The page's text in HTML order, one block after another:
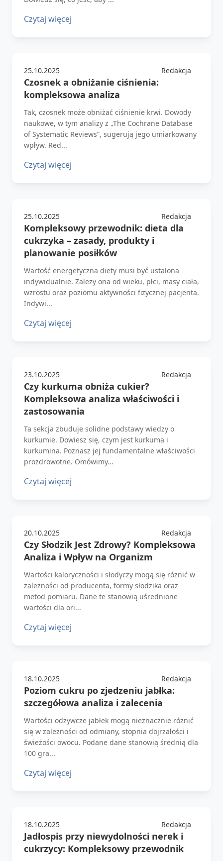
Czytaj więcej
25.10.2025 Redakcja
Czosnek a obniżanie ciśnienia:
kompleksowa analiza
Tak, czosnek może obniżać ciśnienie krwi. Dowody
naukowe, w tym analizy z „The Cochrane Database
of Systematic Reviews”, sugerują jego umiarkowany
wpływ. Red...
Czytaj więcej
25.10.2025 Redakcja
Kompleksowy przewodnik: dieta dla
cukrzyka – zasady, produkty i
planowanie posiłków
Wartość energetyczna diety musi być ustalona
indywidualnie. Zależy ona od wieku, płci, masy ciała,
wzrostu oraz poziomu aktywności fizycznej pacjenta.
Indywi...
Czytaj więcej
23.10.2025 Redakcja
Czy kurkuma obniża cukier?
Kompleksowa analiza właściwości i
zastosowania
Ta sekcja zbuduje solidne podstawy wiedzy o
kurkumie. Dowiesz się, czym jest kurkuma i
kurkumina. Poznasz jej fundamentalne właściwości
prozdrowotne. Omówimy...
Czytaj więcej
20.10.2025 Redakcja
Czy Słodzik Jest Zdrowy? Kompleksowa
Analiza i Wpływ na Organizm
Wartości kaloryczności i słodyczy mogą się różnić w
zależności od producenta, formy słodzika oraz
metod pomiaru. Dane te stanowią uśrednione
wartości dla ori...
Czytaj więcej
18.10.2025 Redakcja
Poziom cukru po zjedzeniu jabłka:
szczegółowa analiza i zalecenia
Wartości odżywcze jabłek mogą nieznacznie różnić
się w zależności od odmiany, stopnia dojrzałości i
świeżości owocu. Podane dane stanowią średnią dla
100 gra...
Czytaj więcej
18.10.2025 Redakcja
Jadłospis przy niewydolności nerek i
cukrzycy: Kompleksowy przewodnik